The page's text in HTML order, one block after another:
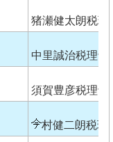
猪瀬健太朗税理
中里誠治税理士
須賀豊彦税理士
村健二朗税理